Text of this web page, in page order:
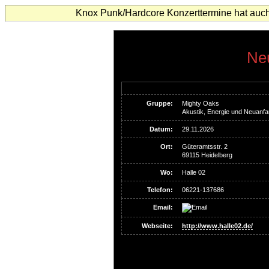
Knox Punk/Hardcore Konzerttermine hat
Gruppe:
Mighty Oaks
Akustik, Energie und
Datum: 29.11.2026
Ort:
Güteramtsstr. 2
69115 Heidelberg
Wo: Halle 02
Telefon: 06221-137686
Email:
Webseite: http://www.halle02.de/